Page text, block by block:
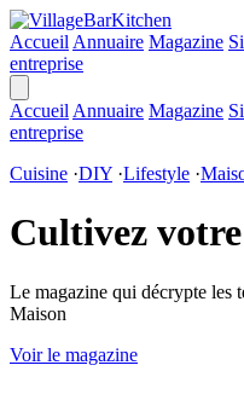
Accueil Annuaire Magazine
entreprise
Accueil Annuaire Magazine
entreprise
Cuisine ·DIY ·Lifestyle ·
Cultivez
Le magazine qui décrypte les
Maison
Voir le magazine